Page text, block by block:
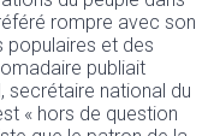
rompre avec son
populaires et des
publiait
secrétaire national du
« hors de question